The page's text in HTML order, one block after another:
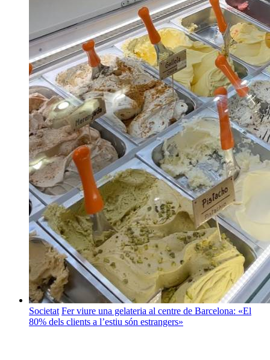
Societat Fer viure una gelateria al centre de Barcelona: «El
80% dels clients a l’estiu són estrangers»